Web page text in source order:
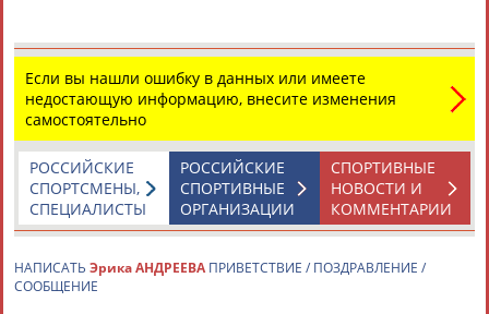
АБДРАХМАНОВАБДРАХМАНОВААБДУВАЛИЕВ
АБДУЛАЕВ
Рамазан
АБДУЛАЕВ
Тагир
АБДУЛАЕВ
Камиль
АБДУЛАЗИЗОВ
Загалав
АБДУЛБЕКОВ
Камалудин
АБДУЛДАУДОВ
Абдула
Магомед
Назир
Если вы нашли ошибку в данных или имеете
недостающую информацию, внесите изменения
самостоятельно
СПОРТИВНЫЕ
НОВОСТИ И
КОММЕНТАРИИ
РОССИЙСКИЕ
СПОРТИВНЫЕ
ОРГАНИЗАЦИИ
РОССИЙСКИЕ
СПОРТСМЕНЫ,
СПЕЦИАЛИСТЫ
НАПИСАТЬ Эрика АНДРЕЕВА ПРИВЕТСТВИЕ / ПОЗДРАВЛЕНИЕ /
СООБЩЕНИЕ